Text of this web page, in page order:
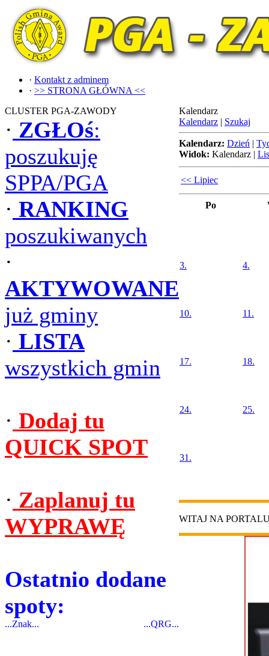
· Kontakt z adminem
· >> STRONA GŁÓWNA <<
CLUSTER PGA-ZAWODY
· ZGŁOś:
poszukuję
SPPA/PGA
· RANKING
poszukiwanych
·
AKTYWOWANE
już gminy
· LISTA
wszystkich gmin
· Dodaj tu
QUICK SPOT
· Zaplanuj tu
WYPRAWĘ
Ostatnio dodane
spoty:
...Znak... ...QRG...
Kalendarz
Kalendarz | Szukaj
Kalendarz: Dzień |
Widok: Kalendarz |
<< Lipiec
Po
3. 4.
10. 11.
17. 18.
24. 25.
31.
WITAJ NA